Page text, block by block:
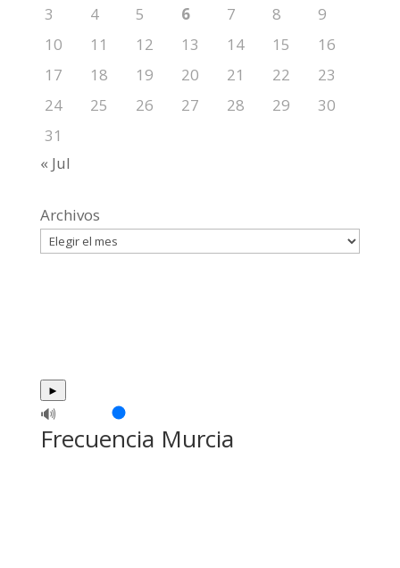
3
4 5 6 7 8
9
10
11 12 13 14 15
16
17
18 19 20 21 22
23
24
25 26 27 28 29
30
31
« Jul
Archivos
►
🔊
Frecuencia Murcia